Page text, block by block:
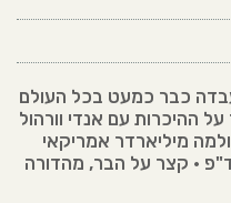
כבר כמעט בכל העולם
ההיכרות עם אנדי וורהול
מיליארדר אמריקאי
• קצר על הבר, מהדורה